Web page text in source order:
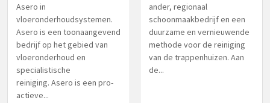
Asero in
vloeronderhoudsystemen.
Asero is een toonaangevend
bedrijf op het gebied van
vloeronderhoud en
specialistische
reiniging. Asero is een pro-
actieve...
ander, regionaal
schoonmaakbedrijf en een
duurzame en vernieuwende
methode voor de reiniging
van de trappenhuizen. Aan
de...